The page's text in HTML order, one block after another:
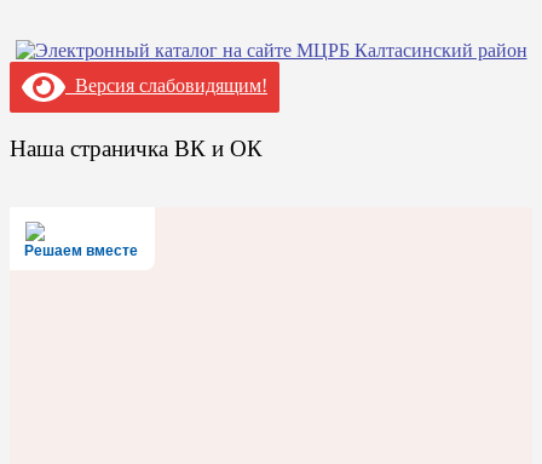
Версия слабовидящим!
Наша страничка ВК и ОК
Решаем вместе